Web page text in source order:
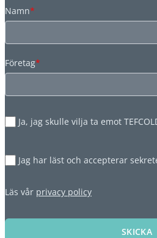
Namn*
Företag*
Ja, jag skulle vilja ta emot
Jag har läst och accepterar
Läs vår privacy policy
SKICKA